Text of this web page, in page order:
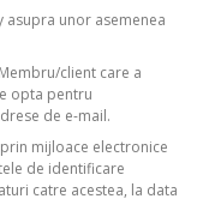
asupra unor asemenea
client care a
opta pentru
de e-mail.
mijloace electronice
de identificare
catre acestea, la data